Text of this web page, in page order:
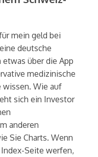
mein geld bei
deutsche
über die App
medizinische
wissen. Wie auf
sich ein Investor
anderen
Sie Charts. Wenn
Seite werfen,